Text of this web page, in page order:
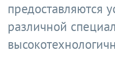
предоставляются
различной